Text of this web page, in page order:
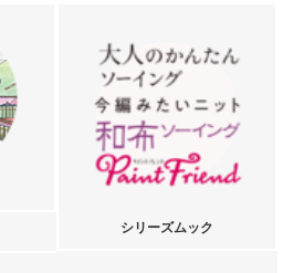
シリーズムック